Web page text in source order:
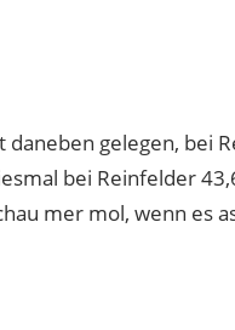
gelegen, bei
bei Reinfelder
mer mol, wenn es